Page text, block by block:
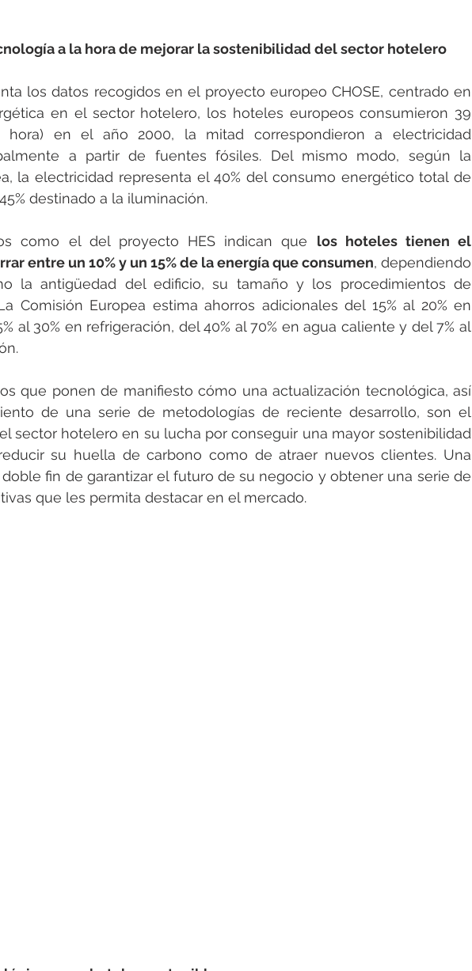
a la hora de mejorar la sostenibilidad del sector hotelero
los datos recogidos en el proyecto europeo CHOSE, centrado en
en el sector hotelero, los hoteles europeos consumieron 39
hora) en el año 2000, la mitad correspondieron a electricidad
a partir de fuentes fósiles. Del mismo modo, según la
la electricidad representa el 40% del consumo energético total de
destinado a la iluminación.
como el del proyecto HES indican que los hoteles tienen el
entre un 10% y un 15% de la energía que consumen, dependiendo
la antigüedad del edificio, su tamaño y los procedimientos de
Comisión Europea estima ahorros adicionales del 15% al 20% en
al 30% en refrigeración, del 40% al 70% en agua caliente y del 7% al
que ponen de manifiesto cómo una actualización tecnológica, así
de una serie de metodologías de reciente desarrollo, son el
sector hotelero en su lucha por conseguir una mayor sostenibilidad
su huella de carbono como de atraer nuevos clientes. Una
fin de garantizar el futuro de su negocio y obtener una serie de
que les permita destacar en el mercado.